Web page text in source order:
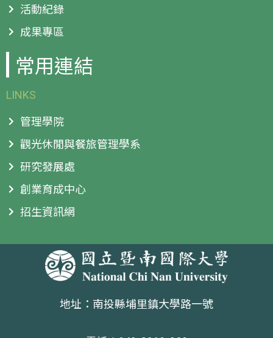
活動紀錄
成果專區
常用連結
LINKS
管理學院
觀光休閒與餐旅管理學系
研究發展處
創業育成中心
招生資訊網
地址：南投縣埔里鎮大學路一號